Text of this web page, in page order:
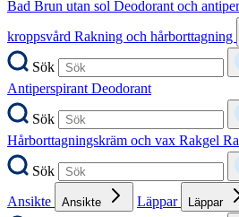
Bad Brun utan sol Deodorant och
kroppsvård Rakning och hårborttagning
Sök
Antiperspirant Deodorant
Sök
Hårborttagningskräm och vax Rakgel
Sök
Ansikte
Ansikte Läppar Läppar